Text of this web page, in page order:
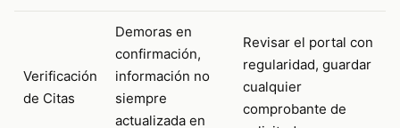
Verificación
de Citas
Demoras en
confirmación,
información no
siempre
actualizada en
Revisar el portal con
regularidad, guardar
cualquier
comprobante de